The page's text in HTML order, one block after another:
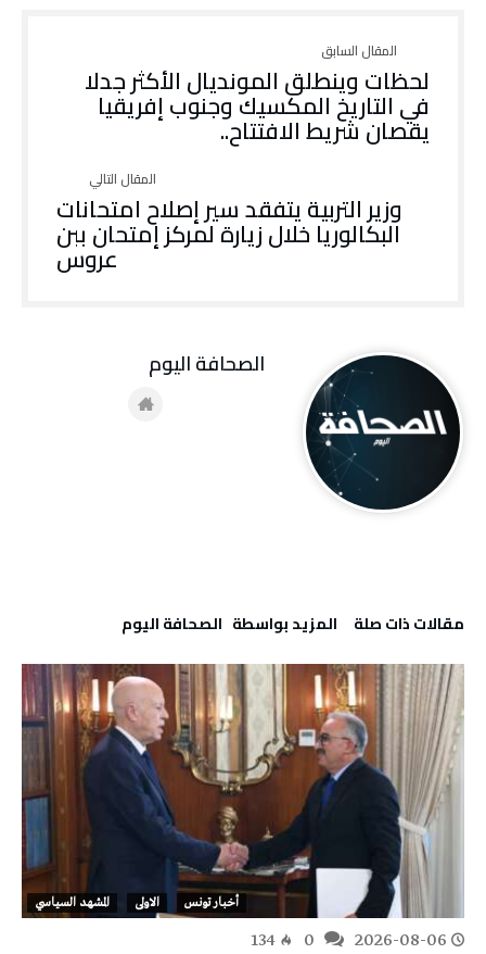
لحظات وينطلق المونديال الأكثر جدلا
في التاريخ المكسيك وجنوب إفريقيا
يقصان شريط الافتتاح..
وزير التربية يتفقد سير إصلاح امتحانات
البكالوريا خلال زيارة لمركز إمتحان ببن
عروس
‫مقالات ذات صلة‬ ‫‫المزيد بواسطة‬ ‬ ‭ ‬الصحافة‭ ‬اليوم
أخبار تونس الاولى المشهد السياسي
2026-08-06
134